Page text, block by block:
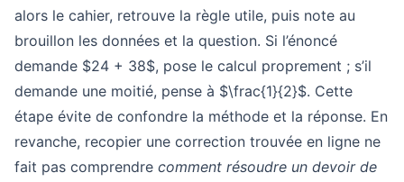
alors le cahier, retrouve la règle utile, puis note au
brouillon les données et la question. Si l’énoncé
demande $24 + 38$, pose le calcul proprement ; s’il
demande une moitié, pense à $\frac{1}{2}$. Cette
étape évite de confondre la méthode et la réponse. En
revanche, recopier une correction trouvée en ligne ne
fait pas comprendre comment résoudre un devoir de